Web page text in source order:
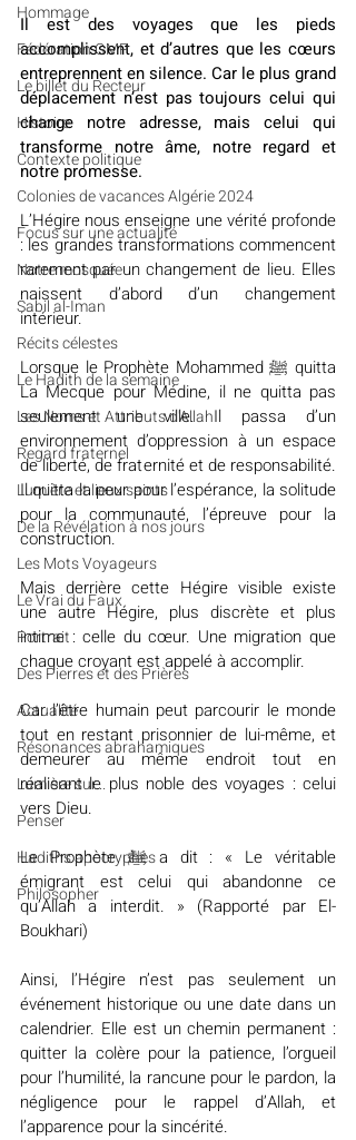
Hommage
Fédération GMP
Le billet du Recteur
Histoire
Contexte politique
Colonies de vacances Algérie 2024
​​Focus sur une actualité
Notre mosquée
Sabil al-Iman
Récits célestes
Le Hadith de la semaine
Les Noms et Attributs d'Allah
Regard fraternel
Lumière et lieux saints
De la Révélation à nos jours
Les Mots Voyageurs
Le Vrai du Faux
Portrait
Des Pierres et des Prières
Actualité
Résonances abrahamiques
Lumière sur...
Penser
Hadiths apocryphes
Philosopher
Il est des voyages que les pieds
accomplissent, et d’autres que les cœurs
entreprennent en silence. Car le plus grand
déplacement n’est pas toujours celui qui
change notre adresse, mais celui qui
transforme notre âme, notre regard et
notre promesse.
L’Hégire nous enseigne une vérité profonde
: les grandes transformations commencent
rarement par un changement de lieu. Elles
naissent d’abord d’un changement
intérieur.
Lorsque le Prophète Mohammed ﷺ quitta
La Mecque pour Médine, il ne quitta pas
seulement une ville. Il passa d’un
environnement d’oppression à un espace
de liberté, de fraternité et de responsabilité.
Il quitta la peur pour l’espérance, la solitude
pour la communauté, l’épreuve pour la
construction.
Mais derrière cette Hégire visible existe
une autre Hégire, plus discrète et plus
intime : celle du cœur. Une migration que
chaque croyant est appelé à accomplir.
Car l’être humain peut parcourir le monde
tout en restant prisonnier de lui-même, et
demeurer au même endroit tout en
réalisant le plus noble des voyages : celui
vers Dieu.
Le Prophète ﷺ a dit : « Le véritable
émigrant est celui qui abandonne ce
qu’Allah a interdit. » (Rapporté par El-
Boukhari)
Ainsi, l’Hégire n’est pas seulement un
événement historique ou une date dans un
calendrier. Elle est un chemin permanent :
quitter la colère pour la patience, l’orgueil
pour l’humilité, la rancune pour le pardon, la
négligence pour le rappel d’Allah, et
l’apparence pour la sincérité.